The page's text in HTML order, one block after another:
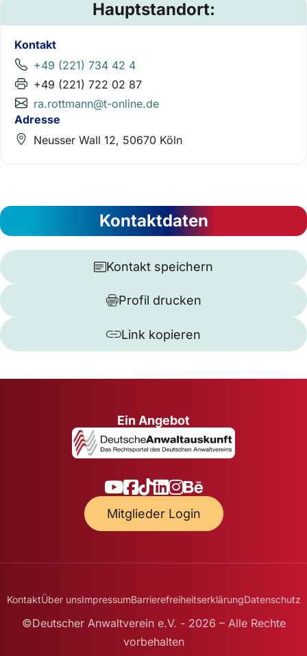
Hauptstandort:
Kontakt
+49 (221) 734 42 4
+49 (221) 722 02 87
ra.rottmann@t-online.de
Adresse
Neusser Wall 12, 50670 Köln
Kontaktdaten
Kontakt speichern
Profil drucken
Link kopieren
Ein Angebot
Mitglieder Login
KontaktÜber unsImpressumBarrierefreiheitserklärungDatenschutz
©Deutscher Anwaltverein e.V. - 2026 – Alle Rechte
vorbehalten